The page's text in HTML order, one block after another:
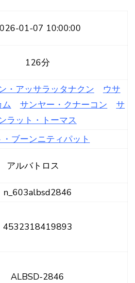
01-07 10:00:00
126分
・アッサラッタナクン
ウサ
ム
サンヤー・クナーコン
サ
ラット・トーマス
ブーンニティパット
アルバトロス
n_603albsd2846
4532318419893
ALBSD-2846